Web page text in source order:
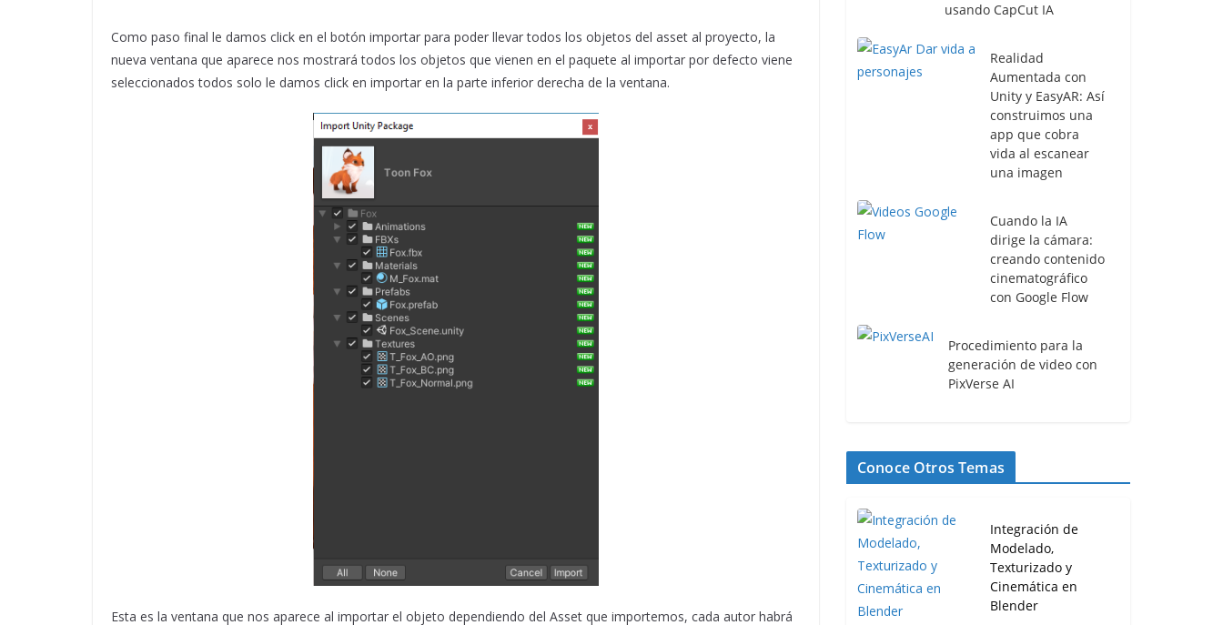
Como paso final le damos click en el botón importar para poder llevar todos los objetos del asset al proyecto, la
nueva ventana que aparece nos mostrará todos los objetos que vienen en el paquete al importar por defecto viene
seleccionados todos solo le damos click en importar en la parte inferior derecha de la ventana.
Esta es la ventana que nos aparece al importar el objeto dependiendo del Asset que importemos, cada autor habrá
usando CapCut IA
Realidad
Aumentada con
Unity y EasyAR: Así
construimos una
app que cobra
vida al escanear
una imagen
Cuando la IA
dirige la cámara:
creando contenido
cinematográfico
con Google Flow
Procedimiento para la
generación de video con
PixVerse AI
Conoce Otros Temas
Integración de
Modelado,
Texturizado y
Cinemática en
Blender